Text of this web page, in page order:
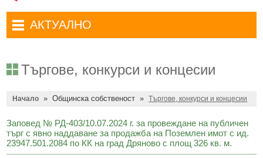
Достъп до информация
Антикорупция
Профил на купувача
Общ устройствен план
Устройство на територията
Туристически маршрути
Туристически информационен център
Съобщения
Търгове, конкурси и концесии
Начало »Общинска собственост »Търгове, конкурси и концесии
Заповед № РД-403/10.07.2024 г. за провеждане на публичен
търг с явно наддаване за продажба на Поземлен имот с ид.
23947.501.2084 по КК на град Дряново с площ 326 кв. м.
Комплексно административно обслужване
АКТУАЛНО
Въвеждане на еврото в България
Местни избори 2023 година
Общинска избирателна комисия мандат 2023-2027 г.
Преброяване 2021